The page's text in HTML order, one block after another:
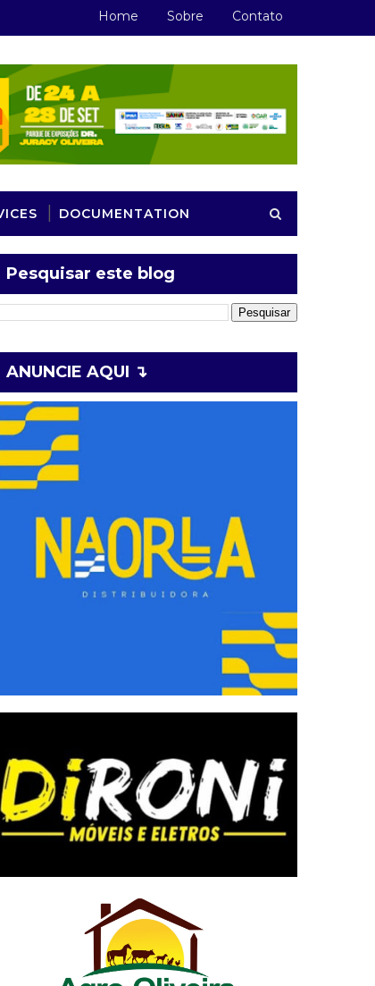
Home Sobre Contato
DOCUMENTATION
Pesquisar este blog
ANUNCIE AQUI ↴